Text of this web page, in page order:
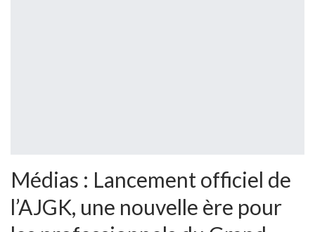
Médias : Lancement officiel de
l’AJGK, une nouvelle ère pour